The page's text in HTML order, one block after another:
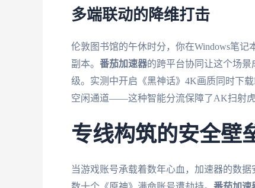
多端联动的降维打击
伦敦图书馆的午休时分，你在Windows笔记
副本。 番茄加速器的跨平台协同让这个场
级。实测中开启《黑神话》4K画质同时下
空闲通道——这种智能分流保障了AK扫射虎
专线构筑的安全壁
当游戏账号承载着数年心血，加速器的数